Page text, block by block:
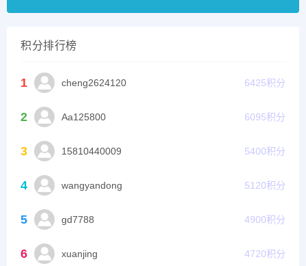
积分排行榜
1 cheng2624120 6425积分
2 Aa125800 6095积分
3 15810440009 5400积分
4 wangyandong 5120积分
5 gd7788 4900积分
6 xuanjing 4720积分